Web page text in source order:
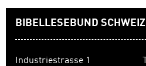
BIBELLESEBUND SCHWEIZ
Industriestrasse 1